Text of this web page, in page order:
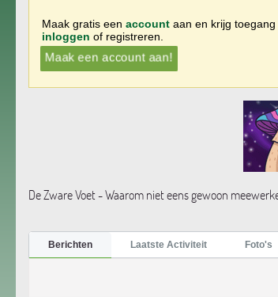
Maak gratis een account aan en krijg
inloggen of registreren.
Maak een account aan!
De Zware Voet - Waarom niet eens gewoon
Berichten Laatste Activiteit Foto's